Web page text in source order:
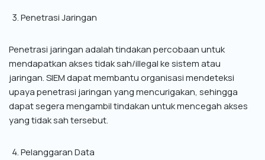
Penetrasi Jaringan
Penetrasi jaringan adalah tindakan percobaan untuk
mendapatkan akses tidak sah/illegal ke sistem atau
jaringan. SIEM dapat membantu organisasi mendeteksi
upaya penetrasi jaringan yang mencurigakan, sehingga
dapat segera mengambil tindakan untuk mencegah akses
yang tidak sah tersebut.
Pelanggaran Data